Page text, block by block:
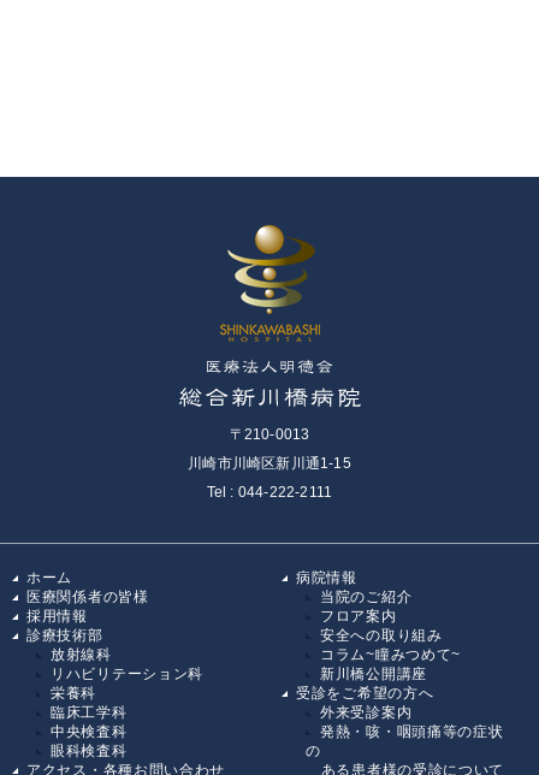
〒210-0013
川崎市川崎区新川通1-15
Tel : 044-222-2111
ホーム
医療関係者の皆様
採用情報
診療技術部
放射線科
リハビリテーション科
栄養科
臨床工学科
中央検査科
眼科検査科
アクセス・各種お問い合わせ
病院情報
当院のご紹介
フロア案内
安全への取り組み
コラム~瞳みつめて~
新川橋公開講座
受診をご希望の方へ
外来受診案内
発熱・咳・咽頭痛等の症状
の
ある患者様の受診について